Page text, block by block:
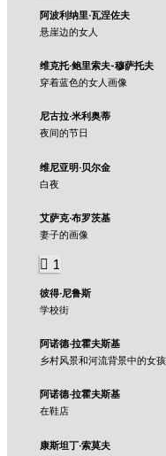
阿波利纳里·瓦涅佐夫
悬崖边的女人
维克托·鲍里索夫-穆萨托夫
穿着蓝色的女人画像
尼古拉·米利奥蒂
夜间的节日
维尼亚明·贝尔金
白夜
艾萨克·布罗茨基
妻子的画像
1
彼得·尼鲁斯
学校街
阿诺德·拉霍夫斯基
乡村风景和河流背景中的女孩
阿诺德·拉霍夫斯基
在鞋店
康斯坦丁·索莫夫